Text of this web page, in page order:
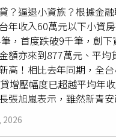
？逼退小資族？根據金
年收入60萬元以下小資
，首度跌破9千筆，創
額亦來到877萬元、平均
高！相比去年同期，全
增壓幅度已超越平均年
張旭嵐表示，雖然新青
核貸量一度衝上單季1.8
從嚴，財務條件有限的
2026